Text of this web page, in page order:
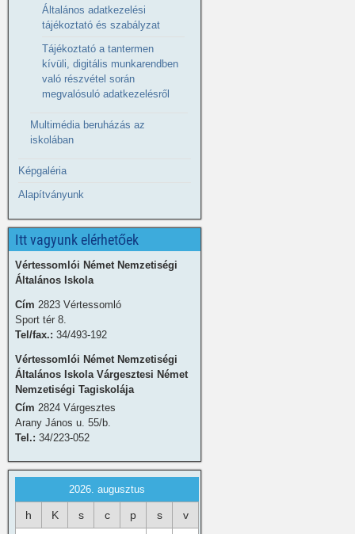
Általános adatkezelési
tájékoztató és szabályzat
Tájékoztató a tantermen
kívüli, digitális munkarendben
való részvétel során
megvalósuló adatkezelésről
Multimédia beruházás az
iskolában
Képgaléria
Alapítványunk
Itt vagyunk elérhetőek
Vértessomlói Német Nemzetiségi
Általános Iskola
Cím 2823 Vértessomló
Sport tér 8.
Tel/fax.: 34/493-192
Vértessomlói Német Nemzetiségi
Általános Iskola Várgesztesi Német
Nemzetiségi Tagiskolája
Cím 2824 Várgesztes
Arany János u. 55/b.
Tel.: 34/223-052
2026. augusztus
h K s c p s v